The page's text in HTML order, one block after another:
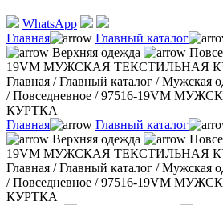
WhatsApp
Главная
Главный каталог
Верхняя одежда
19VM МУЖСКАЯ ТЕКСТИЛЬНАЯ
Главная /Главный каталог /Мужская
/Повседневное /97516-19VM
КУРТКА
Главная
Главный каталог
Верхняя одежда
19VM МУЖСКАЯ ТЕКСТИЛЬНАЯ
Главная /Главный каталог /Мужская
/Повседневное /97516-19VM
КУРТКА